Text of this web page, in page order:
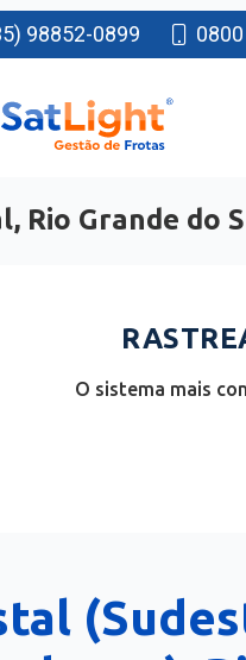
98852-0899
Rio Grande do
O sistema mais